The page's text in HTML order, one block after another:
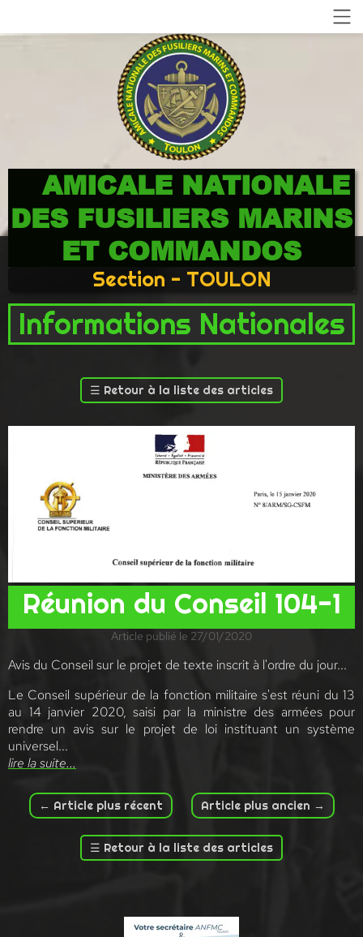
AMICALE NATIONALE
DES FUSILIERS MARINS
ET COMMANDOS
Section - TOULON
Informations Nationales
☰ Retour à la liste des articles
Réunion du Conseil 104-1
Article publié le 27/01/2020
Avis du Conseil sur le projet de texte inscrit à l'ordre du jour...
Le Conseil supérieur de la fonction militaire s'est réuni du 13
au 14 janvier 2020, saisi par la ministre des armées pour
rendre un avis sur le projet de loi instituant un système
universel...
lire lasuite...
← Article plus récent Article plus ancien →
☰ Retour à la liste des articles